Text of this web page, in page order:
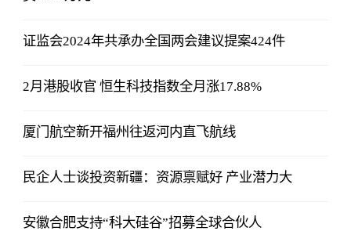
证监会2024年共承办全国两会建议提案424件
2月港股收官 恒生科技指数全月涨17.88%
厦门航空新开福州往返河内直飞航线
民企人士谈投资新疆：资源禀赋好 产业潜力大
安徽合肥支持“科大硅谷”招募全球合伙人